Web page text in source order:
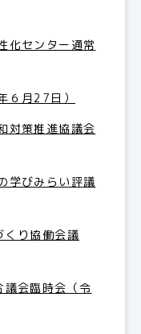
化センター通常
６月27日）
対策推進協議会
学びみらい評議
り協働会議
会臨時会（令